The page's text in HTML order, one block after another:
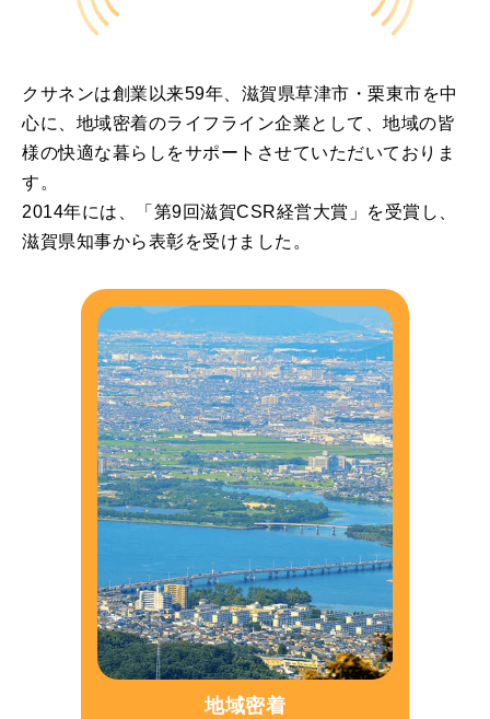
クサネンは創業以来59年、滋賀県草津市・栗東市を中
心に、地域密着のライフライン企業として、地域の皆
様の快適な暮らしをサポートさせていただいておりま
す。
2014年には、「第9回滋賀CSR経営大賞」を受賞し、
滋賀県知事から表彰を受けました。
地域密着